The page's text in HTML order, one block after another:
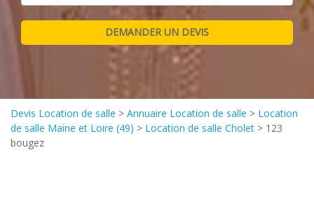
Devis Location de salle > Annuaire Location de salle > Location
de salle Maine et Loire (49) > Location de salle Cholet > 123
bougez